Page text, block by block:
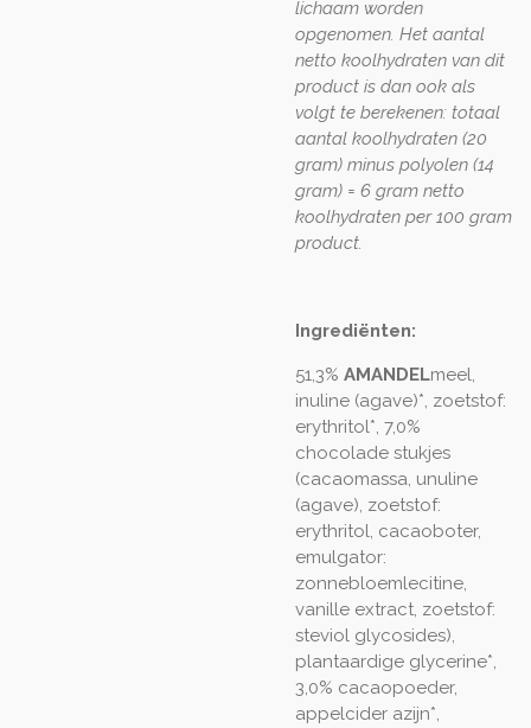
lichaam worden
opgenomen. Het aantal
netto koolhydraten van dit
product is dan ook als
volgt te berekenen: totaal
aantal koolhydraten (20
gram) minus polyolen (14
gram) = 6 gram netto
koolhydraten per 100 gram
product.
Ingrediënten:
51,3% AMANDELmeel,
inuline (agave)*, zoetstof:
erythritol*, 7,0%
chocolade stukjes
(cacaomassa, unuline
(agave), zoetstof:
erythritol, cacaoboter,
emulgator:
zonnebloemlecitine,
vanille extract, zoetstof:
steviol glycosides),
plantaardige glycerine*,
3,0% cacaopoeder,
appelcider azijn*,